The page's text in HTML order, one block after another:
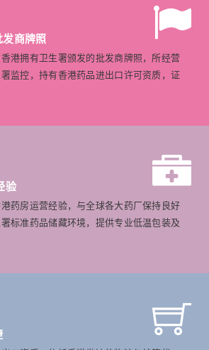
商牌照
港拥有卫生署颁发的批发商牌照，所经营
监控，持有香港药品进出口许可资质，证
验
药房运营经验，与全球各大药厂保持良好
标准药品储藏环境，提供专业低温包装及